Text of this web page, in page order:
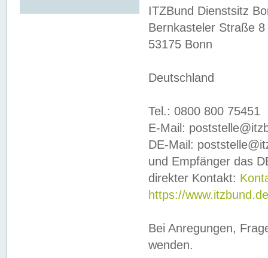
ITZBund Dienstsitz
Bernkasteler Straße 8
53175 Bonn
Deutschland
Tel.: 0800 800 75451
E-Mail:
DE-Mail:
und Empfänger das
direkter Kontakt:
https://
Bei Anregungen,
wenden.